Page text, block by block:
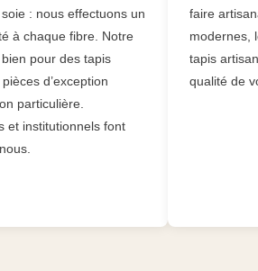
: nous effectuons un
à chaque fibre. Notre
pour des tapis
d’exception
particulière.
et institutionnels font
faire
modernes,
tapis
qualité de